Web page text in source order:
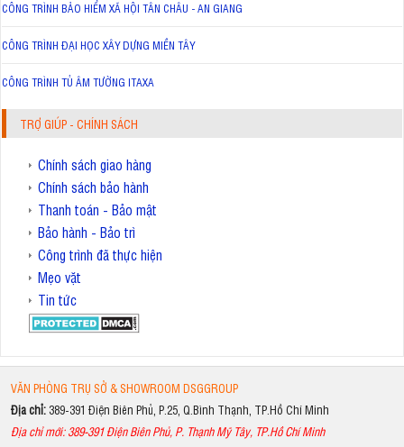
CÔNG TRÌNH BẢO HIỂM XÃ HỘI TÂN CHÂU - AN GIANG
CÔNG TRÌNH ĐẠI HỌC XÂY DỰNG MIỀN TÂY
CÔNG TRÌNH TỦ ÂM TƯỜNG ITAXA
TRỢ GIÚP - CHÍNH SÁCH
Chính sách giao hàng
Chính sách bảo hành
Thanh toán - Bảo mật
Bảo hành - Bảo trì
Công trình đã thực hiện
Mẹo vặt
Tin tức
VĂN PHÒNG TRỤ SỞ & SHOWROOM DSGGROUP
Địa chỉ: 389-391 Điện Biên Phủ, P.25, Q.Bình Thạnh, TP.Hồ Chí Minh
Địa chỉ mới: 389-391 Điện Biên Phủ, P. Thạnh Mỹ Tây, TP.Hồ Chí Minh